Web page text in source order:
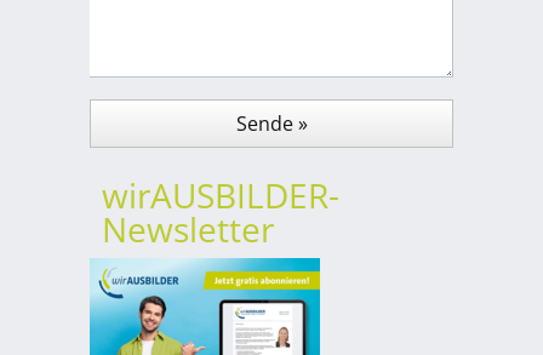
wirAUSBILDER-
Newsletter